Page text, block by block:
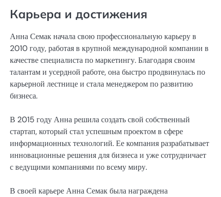
Карьера и достижения
Анна Семак начала свою профессиональную карьеру в
2010 году, работая в крупной международной компании в
качестве специалиста по маркетингу. Благодаря своим
талантам и усердной работе, она быстро продвинулась по
карьерной лестнице и стала менеджером по развитию
бизнеса.
В 2015 году Анна решила создать свой собственный
стартап, который стал успешным проектом в сфере
информационных технологий. Ее компания разрабатывает
инновационные решения для бизнеса и уже сотрудничает
с ведущими компаниями по всему миру.
В своей карьере Анна Семак была награждена